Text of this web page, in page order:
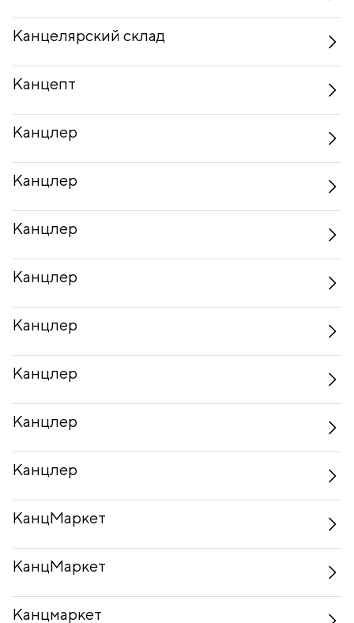
Канцелярский склад
Канцепт
Канцлер
Канцлер
Канцлер
Канцлер
Канцлер
Канцлер
Канцлер
Канцлер
КанцМаркет
КанцМаркет
Канцмаркет